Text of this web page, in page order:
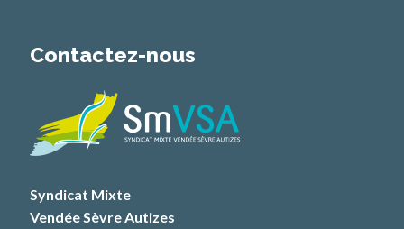
Contactez-nous
Syndicat Mixte
Vendée Sèvre Autizes